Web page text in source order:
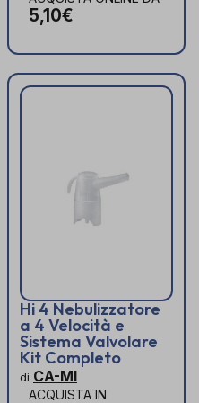
5,10€
Hi 4 Nebulizzatore
a 4 Velocità e
Sistema Valvolare
Kit Completo
di CA-MI
ACQUISTA IN